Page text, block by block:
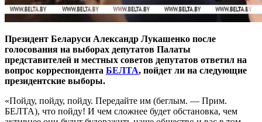
Президент Беларуси Александр Лукашенко после
голосования на выборах депутатов Палаты
представителей и местных советов депутатов ответил на
вопрос корреспондента БЕЛТА, пойдет ли на следующие
президентские выборы.
«Пойду, пойду, пойду. Передайте им (беглым. — Прим.
БЕЛТА), что пойду! И чем сложнее будет обстановка, чем